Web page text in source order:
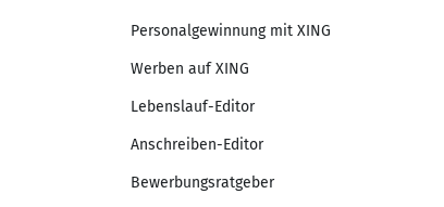
Personalgewinnung mit XING
Werben auf XING
Lebenslauf-Editor
Anschreiben-Editor
Bewerbungsratgeber